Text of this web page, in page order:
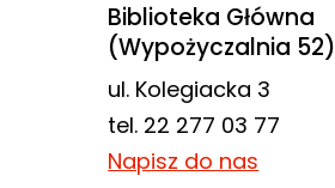
Biblioteka Główna
(Wypożyczalnia 52)
ul. Kolegiacka 3
tel. 22 277 03 77
Napisz do nas